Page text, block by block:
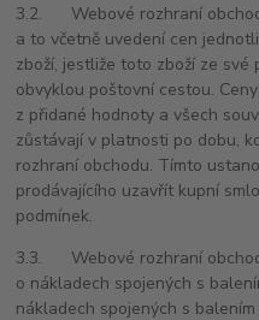
3.2. Webové rozhraní
a to včetně uvedení cen
zboží, jestliže toto zboží ze
obvyklou poštovní cestou.
z přidané hodnoty a všech
zůstávají v platnosti po dobu,
rozhraní obchodu. Tímto
prodávajícího uzavřít kupní
podmínek.
3.3. Webové rozhraní
o nákladech spojených s
nákladech spojených s